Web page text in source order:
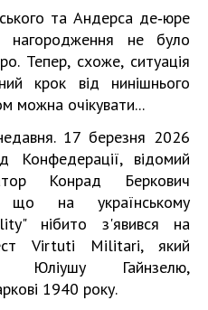
та Андерса де‑юре
нагородження не було
Тепер, схоже, ситуація
крок від нинішнього
можна очікувати...
17 березня 2026
Конфедерації, відомий
Конрад Беркович
що на українському
нібито з'явився на
Virtuti Militari, який
Юліушу Гайнзелю,
1940 року.